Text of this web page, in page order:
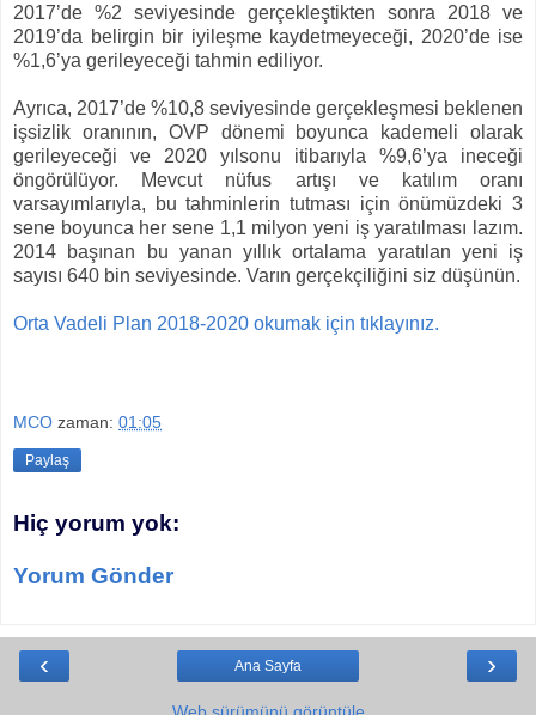
2017’de %2 seviyesinde gerçekleştikten sonra 2018 ve
2019’da belirgin bir iyileşme kaydetmeyeceği, 2020’de ise
%1,6’ya gerileyeceği tahmin ediliyor.
Ayrıca, 2017’de %10,8 seviyesinde gerçekleşmesi beklenen
işsizlik oranının, OVP dönemi boyunca kademeli olarak
gerileyeceği ve 2020 yılsonu itibarıyla %9,6’ya ineceği
öngörülüyor.
Mevcut nüfus artışı ve katılım oranı
varsayımlarıyla, bu tahminlerin tutması için önümüzdeki 3
sene boyunca her sene 1,1 milyon yeni iş yaratılması lazım.
2014 başınan bu yanan yıllık ortalama yaratılan yeni iş
sayısı 640 bin seviyesinde. Varın gerçekçiliğini siz düşünün.
Orta Vadeli Plan 2018-2020 okumak için tıklayınız.
MCO zaman: 01:05
Paylaş
Hiç yorum yok:
Yorum Gönder
‹ ›
Ana Sayfa